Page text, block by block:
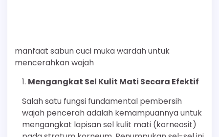
manfaat sabun cuci muka wardah untuk
mencerahkan wajah
Mengangkat Sel Kulit Mati Secara Efektif
Salah satu fungsi fundamental pembersih
wajah pencerah adalah kemampuannya untuk
mengangkat lapisan sel kulit mati (korneosit)